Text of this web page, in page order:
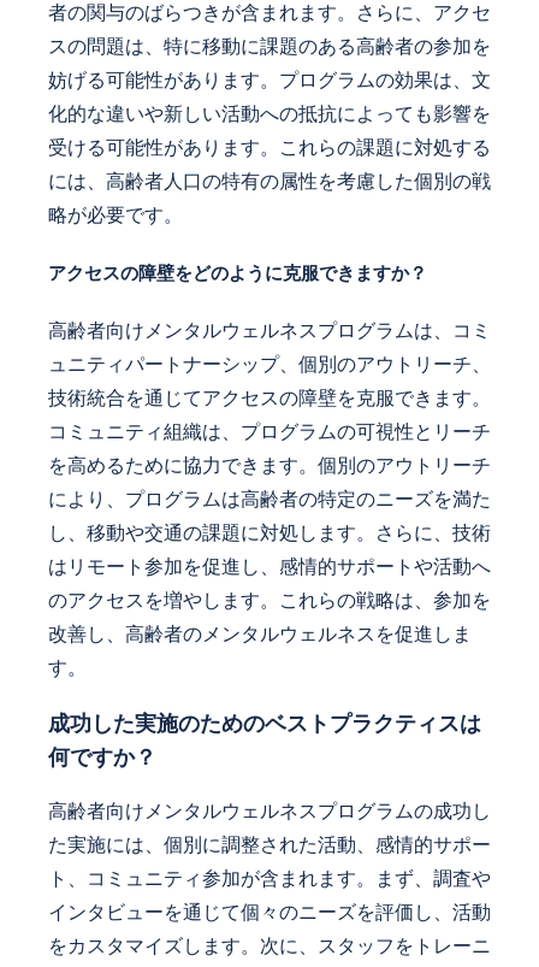
者の関与のばらつきが含まれます。さらに、アクセ
スの問題は、特に移動に課題のある高齢者の参加を
妨げる可能性があります。プログラムの効果は、文
化的な違いや新しい活動への抵抗によっても影響を
受ける可能性があります。これらの課題に対処する
には、高齢者人口の特有の属性を考慮した個別の戦
略が必要です。
アクセスの障壁をどのように克服できますか？
高齢者向けメンタルウェルネスプログラムは、コミ
ュニティパートナーシップ、個別のアウトリーチ、
技術統合を通じてアクセスの障壁を克服できます。
コミュニティ組織は、プログラムの可視性とリーチ
を高めるために協力できます。個別のアウトリーチ
により、プログラムは高齢者の特定のニーズを満た
し、移動や交通の課題に対処します。さらに、技術
はリモート参加を促進し、感情的サポートや活動へ
のアクセスを増やします。これらの戦略は、参加を
改善し、高齢者のメンタルウェルネスを促進しま
す。
成功した実施のためのベストプラクティスは
何ですか？
高齢者向けメンタルウェルネスプログラムの成功し
た実施には、個別に調整された活動、感情的サポー
ト、コミュニティ参加が含まれます。まず、調査や
インタビューを通じて個々のニーズを評価し、活動
をカスタマイズします。次に、スタッフをトレーニ